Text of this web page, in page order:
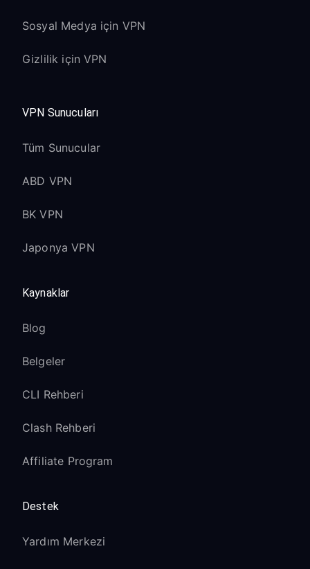
Sosyal Medya için VPN
Gizlilik için VPN
VPN Sunucuları
Tüm Sunucular
ABD VPN
BK VPN
Japonya VPN
Kaynaklar
Blog
Belgeler
CLI Rehberi
Clash Rehberi
Affiliate Program
Destek
Yardım Merkezi